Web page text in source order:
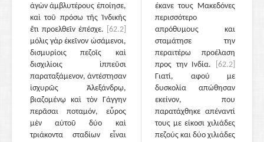
ἀγὼν ἀμβλυτέρους ἐποίησε,
καὶ τοῦ πρόσω τῆς Ἰνδικῆς
ἔτι προελθεῖν ἐπέσχε.
[62.2]
μόλις γὰρ ἐκεῖνον ὠσάμενοι,
δισμυρίοις πεζοῖς καὶ
δισχιλίοις ἱππεῦσι
παραταξάμενον, ἀντέστησαν
ἰσχυρῶς Ἀλεξάνδρῳ,
βιαζομένῳ καὶ τὸν Γάγγην
περᾶσαι ποταμόν, εὖρος
μὲν αὐτοῦ δύο καὶ
τριάκοντα σταδίων εἶναι
έκανε τους Μακεδόνες
περισσότερο
απρόθυμους και
σταμάτησε την
περαιτέρω προέλαση
προς την Ινδία.
[62.2]
Γιατί, αφού με
δυσκολία απώθησαν
εκείνον, που
παρατάχθηκε απέναντί
τους με είκοσι χιλιάδες
πεζούς και δύο χιλιάδες